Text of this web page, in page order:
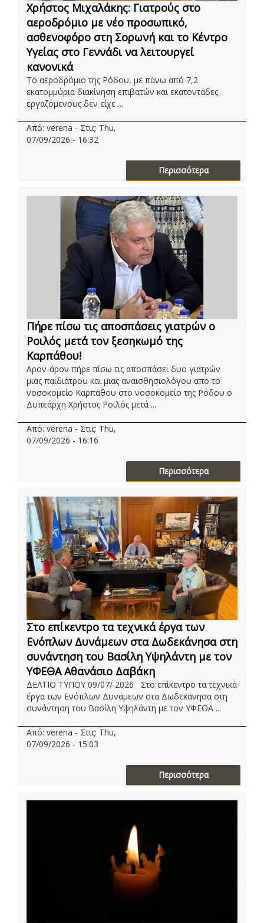
Χρήστος Μιχαλάκης: Γιατρούς στο
αεροδρόμιο με νέο προσωπικό,
ασθενοφόρο στη Σορωνή και το Κέντρο
Υγείας στο Γεννάδι να λειτουργεί
κανονικά
Το αεροδρόμιο της Ρόδου, με πάνω από 7,2
εκατομμύρια διακίνηση επιβατών και εκατοντάδες
εργαζόμενους δεν είχε ...
Από: verena - Στις: Thu,
07/09/2026 - 16:32
Περισσότερα
Πήρε πίσω τις αποσπάσεις γιατρών ο
Ροιλός μετά τον ξεσηκωμό της
Καρπάθου!
Αρον-άρον πήρε πίσω τις αποσπάσει δυο γιατρών
μιας παιδιάτρου και μιας αναισθησιολόγου απο το
νοσοκομείο Καρπάθου στο νοσοκομείο της Ρόδου ο
Δυπεάρχη Χρήστος Ροιλός μετά ...
Από: verena - Στις: Thu,
07/09/2026 - 16:16
Περισσότερα
Στο επίκεντρο τα τεχνικά έργα των
Ενόπλων Δυνάμεων στα Δωδεκάνησα στη
συνάντηση του Βασίλη Υψηλάντη με τον
ΥΦΕΘΑ Αθανάσιο Δαβάκη
ΔΕΛΤΙΟ ΤΥΠΟΥ 09/07/ 2026 Στο επίκεντρο τα τεχνικά
έργα των Ενόπλων Δυνάμεων στα Δωδεκάνησα στη
συνάντηση του Βασίλη Υψηλάντη με τον ΥΦΕΘΑ ...
Από: verena - Στις: Thu,
07/09/2026 - 15:03
Περισσότερα